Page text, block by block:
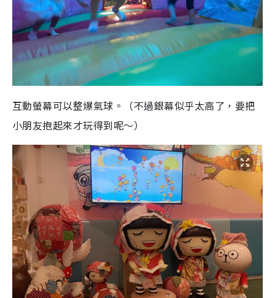
互動螢幕可以整爆氣球。（不過銀幕似乎太高了，要把
小朋友抱起來才玩得到呢～）